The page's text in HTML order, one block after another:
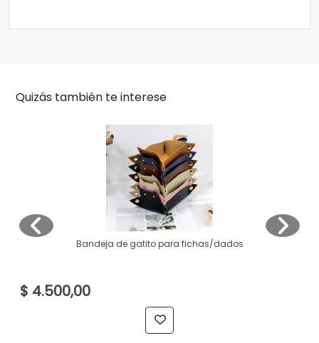
Quizás también te interese
Bandeja de gatito para fichas/dados
$ 4.500,00